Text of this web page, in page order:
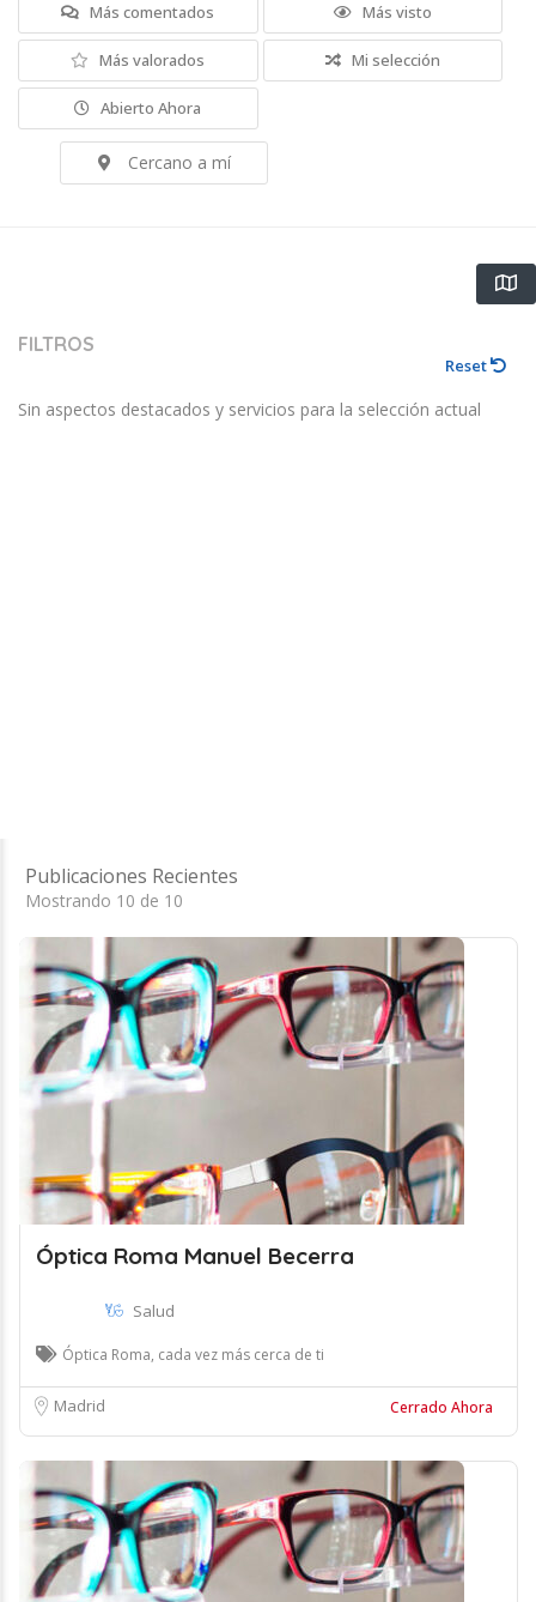
Más comentados Más visto
Más valorados Mi selección
Abierto Ahora
Cercano a mí
FILTROS
Reset
Sin aspectos destacados y servicios para la selección actual
Publicaciones Recientes
Mostrando 10 de 10
Óptica Roma Manuel Becerra
Salud
Óptica Roma, cada vez más cerca de ti
Madrid Cerrado Ahora